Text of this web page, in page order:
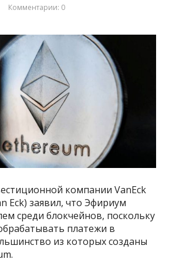
Комментарии: 0
компании VanEck
Eck) заявил, что Эфириум
среди блокчейнов, поскольку
платежи в
из которых созданы